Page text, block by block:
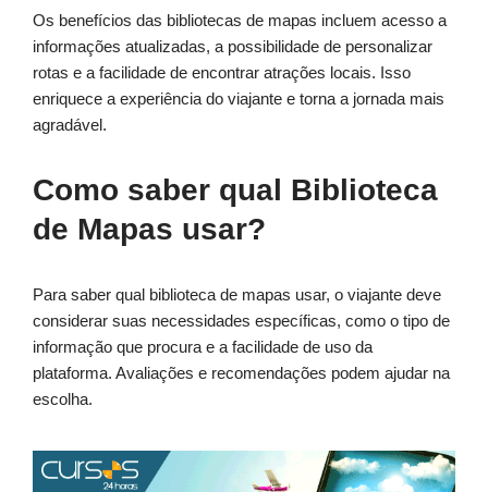
Os benefícios das bibliotecas de mapas incluem acesso a
informações atualizadas, a possibilidade de personalizar
rotas e a facilidade de encontrar atrações locais. Isso
enriquece a experiência do viajante e torna a jornada mais
agradável.
Como saber qual Biblioteca
de Mapas usar?
Para saber qual biblioteca de mapas usar, o viajante deve
considerar suas necessidades específicas, como o tipo de
informação que procura e a facilidade de uso da
plataforma. Avaliações e recomendações podem ajudar na
escolha.